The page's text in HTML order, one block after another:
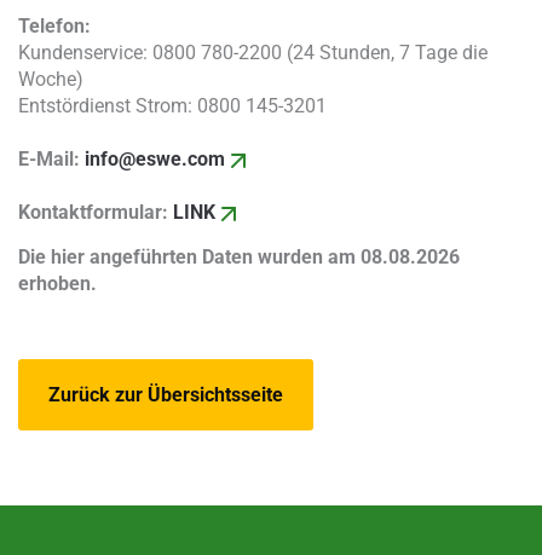
Telefon:
Kundenservice: 0800 780-2200 (24 Stunden, 7 Tage die
Woche)
Entstördienst Strom: 0800 145-3201
E-Mail: info@eswe.com
Kontaktformular: LINK
Die hier angeführten Daten wurden am 08.08.2026
erhoben.
Zurück zur Übersichtsseite